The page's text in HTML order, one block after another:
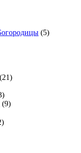
(5)
(21)
(9)